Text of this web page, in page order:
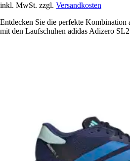
inkl. MwSt. zzgl. Versandkosten
Entdecken Sie die perfekte
mit den Laufschuhen adidas Adizero